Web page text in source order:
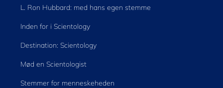
L. Ron Hubbard: med hans egen stemme
Inden for i Scientology
Destination: Scientology
Mød en Scientologist
Stemmer for menneskeheden